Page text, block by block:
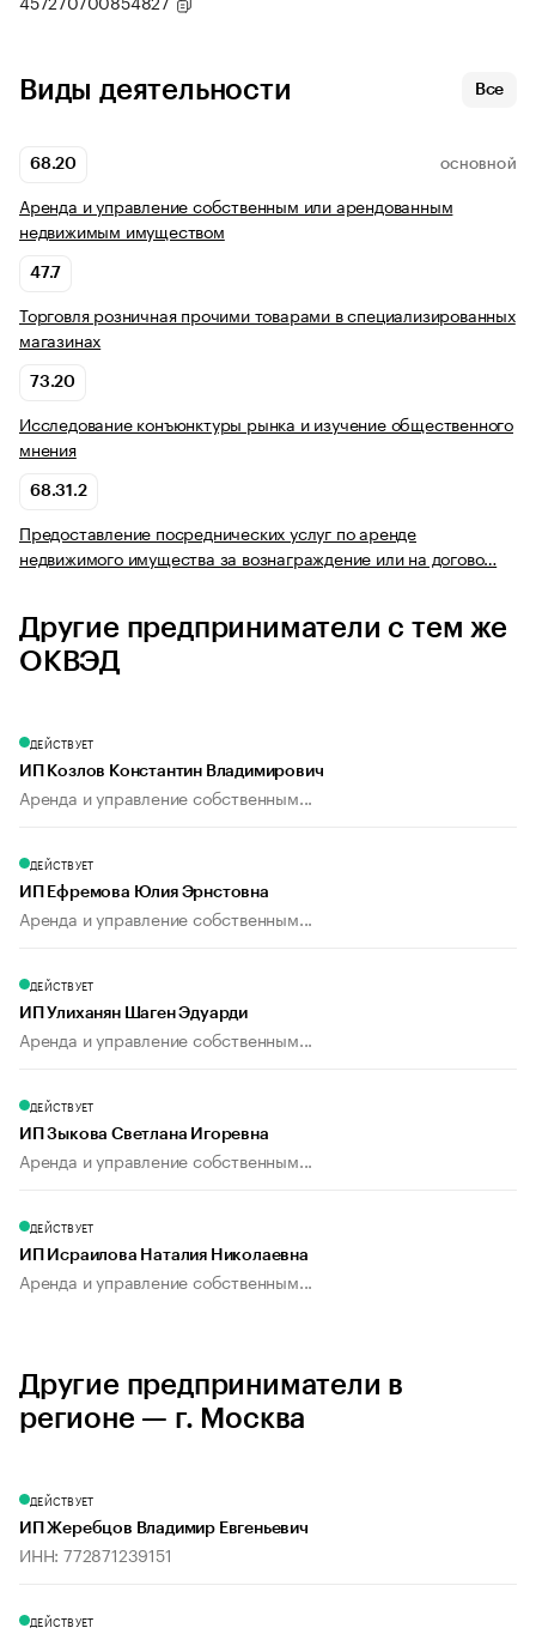
Виды деятельности Все
68.20 ОСНОВНОЙ
Аренда и управление собственным или арендованным
недвижимым имуществом
47.7
Торговля розничная прочими товарами в специализированных
магазинах
73.20
Исследование конъюнктуры рынка и изучение общественного
мнения
68.31.2
Предоставление посреднических услуг по аренде
недвижимого имущества за вознаграждение или на догово…
Другие предприниматели с тем же
ОКВЭД
ДЕЙСТВУЕТ
ИП Козлов Константин Владимирович
Аренда и управление собственным...
ДЕЙСТВУЕТ
ИП Ефремова Юлия Эрнстовна
Аренда и управление собственным...
ДЕЙСТВУЕТ
ИП Улиханян Шаген Эдуарди
Аренда и управление собственным...
ДЕЙСТВУЕТ
ИП Зыкова Светлана Игоревна
Аренда и управление собственным...
ДЕЙСТВУЕТ
ИП Исраилова Наталия Николаевна
Аренда и управление собственным...
Другие предприниматели в
регионе — г. Москва
ДЕЙСТВУЕТ
ИП Жеребцов Владимир Евгеньевич
ИНН: 772871239151
ДЕЙСТВУЕТ